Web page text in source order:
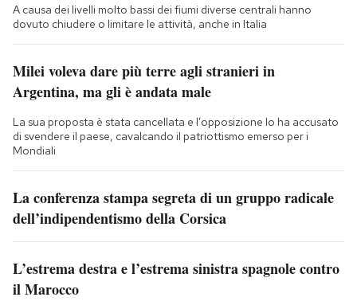
A causa dei livelli molto bassi dei fiumi diverse centrali hanno
dovuto chiudere o limitare le attività, anche in Italia
Milei voleva dare più terre agli stranieri in
Argentina, ma gli è andata male
La sua proposta è stata cancellata e l’opposizione lo ha accusato
di svendere il paese, cavalcando il patriottismo emerso per i
Mondiali
La conferenza stampa segreta di un gruppo radicale
dell’indipendentismo della Corsica
L’estrema destra e l’estrema sinistra spagnole contro
il Marocco